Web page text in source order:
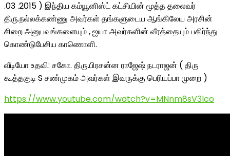
.03 .2015 ) இந்திய கம்யூனிஸ்ட் கட்சியின் மூத்த தலைவர்
திரு.நல்லக்கண்ணு அவர்கள் தங்களுடைய ஆங்கிலேய அரசின்
சிறை அனுபவங்களையும் , ஐயா அவர்களின் வீரத்தையும் பகிர்ந்து
கொண்டுபேசிய காணொளி.
வீடியோ உதவி: சகோ. திரு.பிரசன்ன ராஜேஷ் நடராஜன் ( திரு
கூத்தகுடி S சண்முகம் அவர்கள் இவருக்கு பெரியப்பா முறை )
https://www.youtube.com/watch?v=MNnm8sV3lco